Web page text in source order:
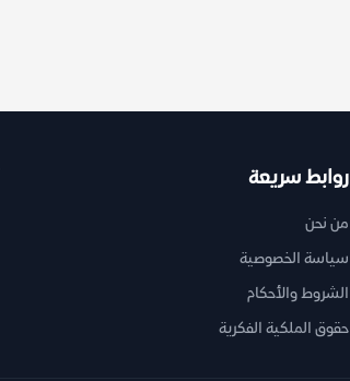
روابط سريعة
من نحن
سياسة الخصوصية
الشروط والأحكام
حقوق الملكية الفكرية